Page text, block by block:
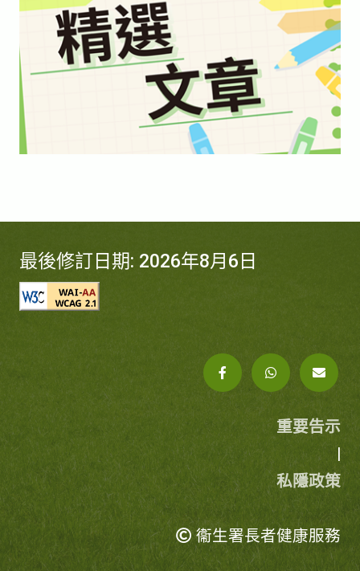
最後修訂日期: 2026年8月6日
重要告示
私隱政策
衞生署長者健康服務